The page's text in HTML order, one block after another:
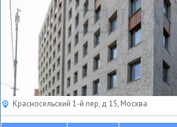
Красносельский 1-й пер, д 15, Москва